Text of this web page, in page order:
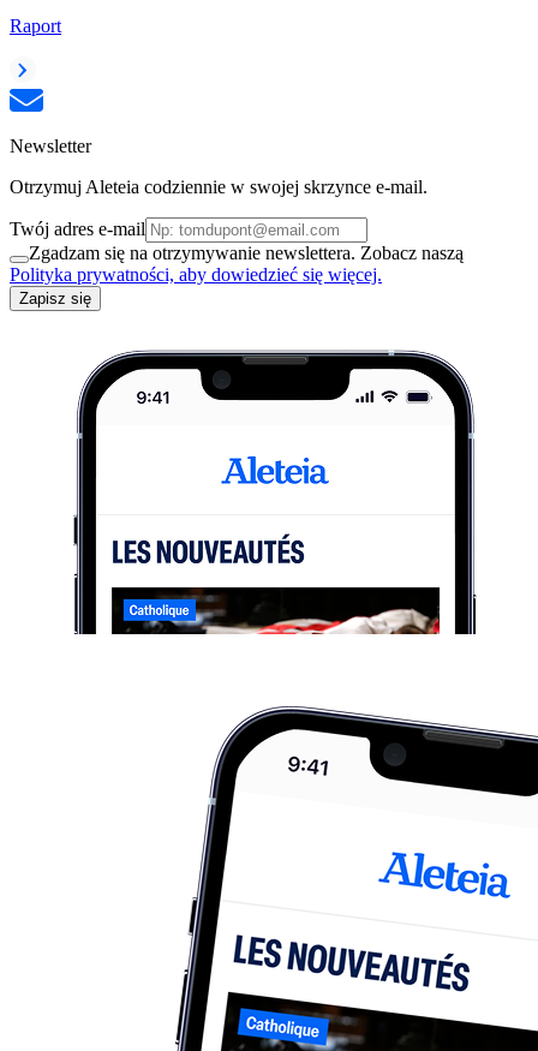
Raport
Newsletter
Otrzymuj Aleteia codziennie w swojej skrzynce e-mail.
Twój adres e-mail
Zgadzam się na otrzymywanie newslettera. Zobacz naszą
Polityka prywatności, aby dowiedzieć się więcej.
Zapisz się